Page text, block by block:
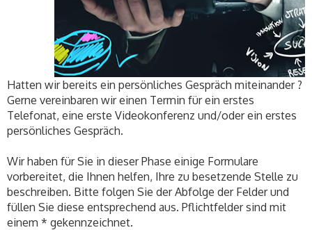
Hatten wir bereits ein persönliches Gespräch miteinander ?
Gerne vereinbaren wir einen Termin für ein erstes
Telefonat, eine erste Videokonferenz und/oder ein erstes
persönliches Gespräch.
Wir haben für Sie in dieser Phase einige Formulare
vorbereitet, die Ihnen helfen, Ihre zu besetzende Stelle zu
beschreiben. Bitte folgen Sie der Abfolge der Felder und
füllen Sie diese entsprechend aus. Pflichtfelder sind mit
einem * gekennzeichnet.